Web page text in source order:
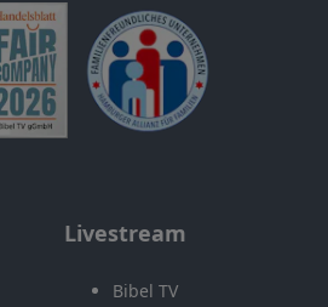
Livestream
Bibel TV